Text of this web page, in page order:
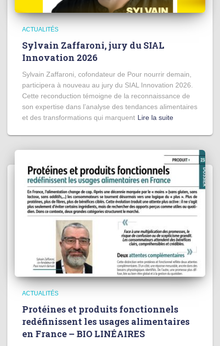
ACTUALITÉS
Sylvain Zaffaroni, jury du SIAL
Innovation 2026
Sylvain Zaffaroni, cofondateur de Pour nourrir demain,
participera à nouveau au jury du SIAL Innovation 2026.
Cette reconduction témoigne de la reconnaissance de
son expertise dans l’analyse des tendances alimentaires
et des transformations qui marquent Lire la suite
ACTUALITÉS
Protéines et produits fonctionnels
redéfinissent les usages alimentaires
en France – BIO LINÉAIRES